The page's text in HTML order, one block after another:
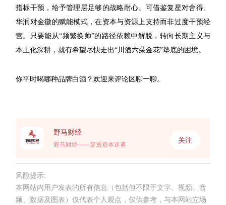
指标干预，给予管理层足够的战略耐心。可借鉴复星对舍得、
华润对金徽的赋能模式，在资本与资源上支持而非过度干预经
营。只要能从“频繁换帅”的路径依赖中解脱，转向长期主义与
本土化深耕，就有希望尽快走出“川酒六朵金花”垫底的困境。
你平时喝哪种品牌白酒？欢迎来评论区聊一聊。
野马财经
野马财经——穿透资本迷雾 关注
风险提示:
本网站内用户发表的所有信息（包括但不限于文字、视频、音
频、数据及图表）仅代表个人观点，仅供参考，与本网站立场